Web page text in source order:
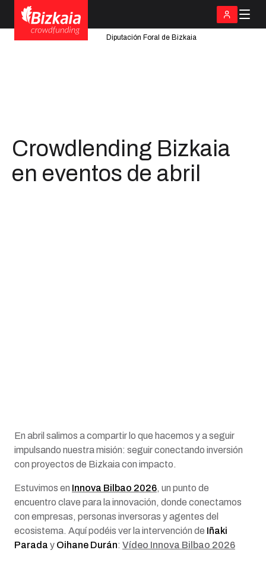
Diputación Foral de Bizkaia
Crowdlending Bizkaia
en eventos de abril
En abril salimos a compartir lo que hacemos y a seguir
impulsando nuestra misión: seguir conectando inversión
con proyectos de Bizkaia con impacto.
Estuvimos en Innova Bilbao 2026, un punto de
encuentro clave para la innovación, donde conectamos
con empresas, personas inversoras y agentes del
ecosistema. Aquí podéis ver la intervención de Iñaki
Parada y Oihane Durán: Vídeo Innova Bilbao 2026